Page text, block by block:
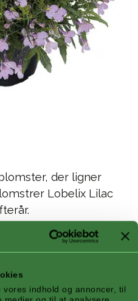
indhold og annoncer, til
der ligner
Lobelix Lilac
40 x 40 cm